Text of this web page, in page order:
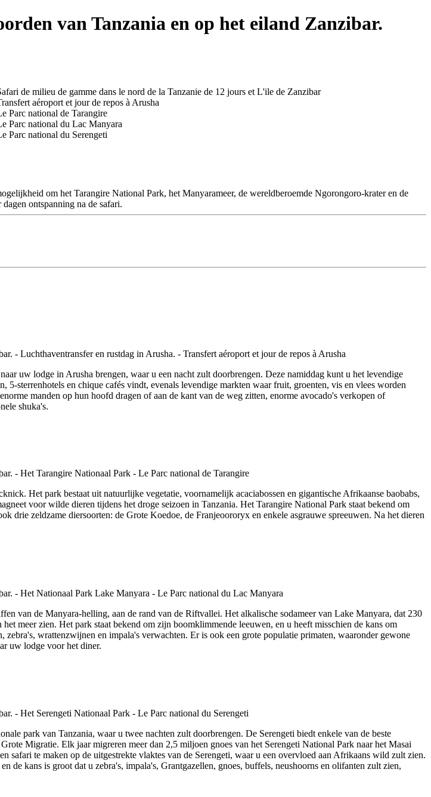
van Tanzania en op het eiland Zanzibar.
om het Tarangire National Park, het Manyarameer, de wereldberoemde Ngorongoro-krater en de
ontspanning na de safari.
uw lodge in Arusha brengen, waar u een nacht zult doorbrengen. Deze namiddag kunt u het levendige
5-sterrenhotels en chique cafés vindt, evenals levendige markten waar fruit, groenten, vis en vlees worden
manden op hun hoofd dragen of aan de kant van de weg zitten, enorme avocado's verkopen of
shuka's.
Het park bestaat uit natuurlijke vegetatie, voornamelijk acaciabossen en gigantische Afrikaanse baobabs,
voor wilde dieren tijdens het droge seizoen in Tanzania. Het Tarangire National Park staat bekend om
drie zeldzame diersoorten: de Grote Koedoe, de Franjeoororyx en enkele asgrauwe spreeuwen. Na het dieren
van de Manyara-helling, aan de rand van de Riftvallei. Het alkalische sodameer van Lake Manyara, dat 230
meer zien. Het park staat bekend om zijn boomklimmende leeuwen, en u heeft misschien de kans om
wrattenzwijnen en impala's verwachten. Er is ook een grote populatie primaten, waaronder gewone
uw lodge voor het diner.
park van Tanzania, waar u twee nachten zult doorbrengen. De Serengeti biedt enkele van de beste
Migratie. Elk jaar migreren meer dan 2,5 miljoen gnoes van het Serengeti National Park naar het Masai
safari te maken op de uitgestrekte vlaktes van de Serengeti, waar u een overvloed aan Afrikaans wild zult zien.
de kans is groot dat u zebra's, impala's, Grantgazellen, gnoes, buffels, neushoorns en olifanten zult zien,